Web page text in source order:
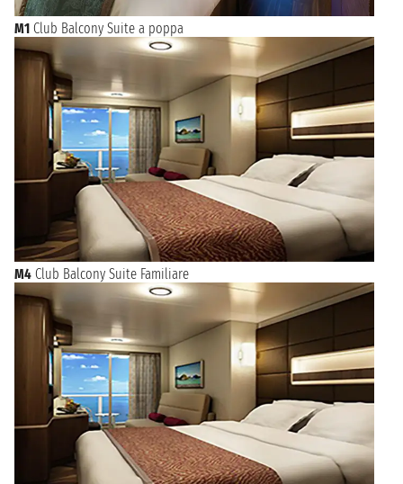
M1 Club Balcony Suite a poppa
M4 Club Balcony Suite Familiare